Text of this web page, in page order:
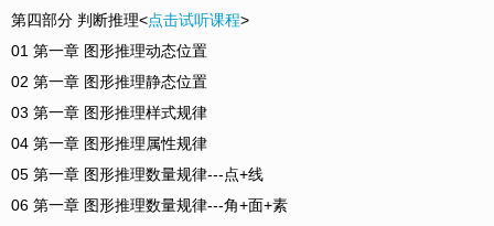
第四部分 判断推理<点击试听课程>
01 第一章 图形推理动态位置
02 第一章 图形推理静态位置
03 第一章 图形推理样式规律
04 第一章 图形推理属性规律
05 第一章 图形推理数量规律---点+线
06 第一章 图形推理数量规律---角+面+素